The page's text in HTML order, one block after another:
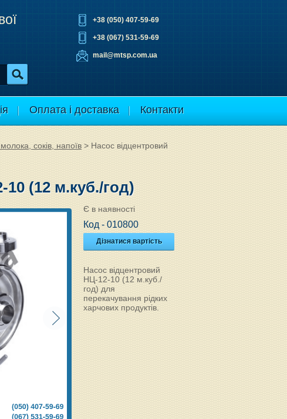
+38 (050) 407-59-69
+38 (067) 531-59-69
mail@mtsp.com.ua
Оплата і доставка Контакти
соків, напоїв > Насос відцентровий
(12 м.куб./год)
Є в наявності
Код - 010800
Дізнатися вартість
Насос відцентровий
НЦ-12-10 (12 м.куб./
год) для
перекачування рідких
харчових продуктів.